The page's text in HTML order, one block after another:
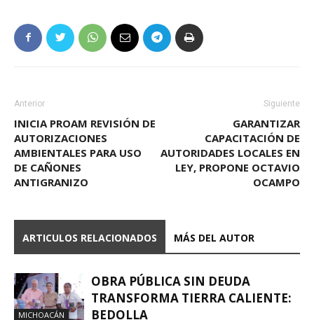
Anterior
INICIA PROAM REVISIÓN DE
AUTORIZACIONES
AMBIENTALES PARA USO
DE CAÑONES
ANTIGRANIZO
Siguiente
GARANTIZAR
CAPACITACIÓN DE
AUTORIDADES LOCALES EN
LEY, PROPONE OCTAVIO
OCAMPO
ARTICULOS RELACIONADOS MÁS DEL AUTOR
MICHOACÁN
OBRA PÚBLICA SIN DEUDA
TRANSFORMA TIERRA CALIENTE:
BEDOLLA